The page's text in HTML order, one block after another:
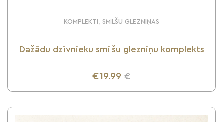
KOMPLEKTI, SMILŠU GLEZNIŅAS
Dažādu dzīvnieku smilšu glezniņu komplekts
€19.99 €
UZZINI VAIRĀK